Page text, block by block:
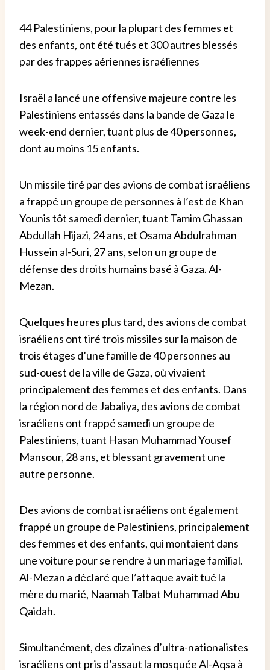
44 Palestiniens, pour la plupart des femmes et
des enfants, ont été tués et 300 autres blessés
par des frappes aériennes israéliennes
Israël a lancé une offensive majeure contre les
Palestiniens entassés dans la bande de Gaza le
week-end dernier, tuant plus de 40 personnes,
dont au moins 15 enfants.
Un missile tiré par des avions de combat israéliens
a frappé un groupe de personnes à l’est de Khan
Younis tôt samedi dernier, tuant Tamim Ghassan
Abdullah Hijazi, 24 ans, et Osama Abdulrahman
Hussein al-Suri, 27 ans, selon un groupe de
défense des droits humains basé à Gaza. Al-
Mezan.
Quelques heures plus tard, des avions de combat
israéliens ont tiré trois missiles sur la maison de
trois étages d’une famille de 40 personnes au
sud-ouest de la ville de Gaza, où vivaient
principalement des femmes et des enfants. Dans
la région nord de Jabaliya, des avions de combat
israéliens ont frappé samedi un groupe de
Palestiniens, tuant Hasan Muhammad Yousef
Mansour, 28 ans, et blessant gravement une
autre personne.
Des avions de combat israéliens ont également
frappé un groupe de Palestiniens, principalement
des femmes et des enfants, qui montaient dans
une voiture pour se rendre à un mariage familial.
Al-Mezan a déclaré que l’attaque avait tué la
mère du marié, Naamah Talbat Muhammad Abu
Qaidah.
Simultanément, des dizaines d’ultra-nationalistes
israéliens ont pris d’assaut la mosquée Al-Aqsa à